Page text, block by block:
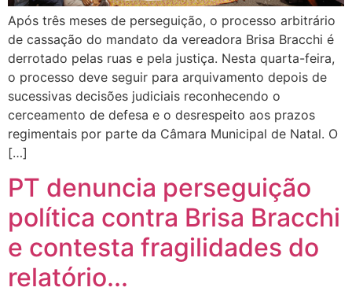
Após três meses de perseguição, o processo arbitrário
de cassação do mandato da vereadora Brisa Bracchi é
derrotado pelas ruas e pela justiça. Nesta quarta-feira,
o processo deve seguir para arquivamento depois de
sucessivas decisões judiciais reconhecendo o
cerceamento de defesa e o desrespeito aos prazos
regimentais por parte da Câmara Municipal de Natal. O
[…]
PT denuncia perseguição
política contra Brisa Bracchi
e contesta fragilidades do
relatório...